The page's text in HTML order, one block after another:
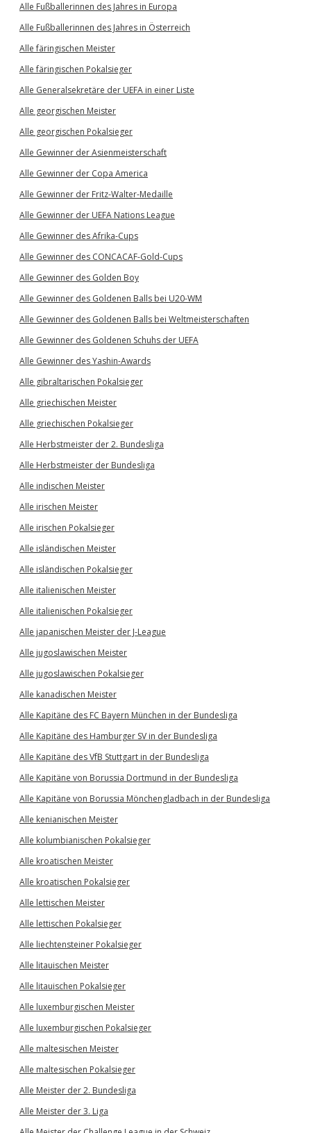
Alle Fußballerinnen des Jahres in Europa
Alle Fußballerinnen des Jahres in Österreich
Alle färingischen Meister
Alle färingischen Pokalsieger
Alle Generalsekretäre der UEFA in einer Liste
Alle georgischen Meister
Alle georgischen Pokalsieger
Alle Gewinner der Asienmeisterschaft
Alle Gewinner der Copa America
Alle Gewinner der Fritz-Walter-Medaille
Alle Gewinner der UEFA Nations League
Alle Gewinner des Afrika-Cups
Alle Gewinner des CONCACAF-Gold-Cups
Alle Gewinner des Golden Boy
Alle Gewinner des Goldenen Balls bei U20-WM
Alle Gewinner des Goldenen Balls bei Weltmeisterschaften
Alle Gewinner des Goldenen Schuhs der UEFA
Alle Gewinner des Yashin-Awards
Alle gibraltarischen Pokalsieger
Alle griechischen Meister
Alle griechischen Pokalsieger
Alle Herbstmeister der 2. Bundesliga
Alle Herbstmeister der Bundesliga
Alle indischen Meister
Alle irischen Meister
Alle irischen Pokalsieger
Alle isländischen Meister
Alle isländischen Pokalsieger
Alle italienischen Meister
Alle italienischen Pokalsieger
Alle japanischen Meister der J-League
Alle jugoslawischen Meister
Alle jugoslawischen Pokalsieger
Alle kanadischen Meister
Alle Kapitäne des FC Bayern München in der Bundesliga
Alle Kapitäne des Hamburger SV in der Bundesliga
Alle Kapitäne des VfB Stuttgart in der Bundesliga
Alle Kapitäne von Borussia Dortmund in der Bundesliga
Alle Kapitäne von Borussia Mönchengladbach in der Bundesliga
Alle kenianischen Meister
Alle kolumbianischen Pokalsieger
Alle kroatischen Meister
Alle kroatischen Pokalsieger
Alle lettischen Meister
Alle lettischen Pokalsieger
Alle liechtensteiner Pokalsieger
Alle litauischen Meister
Alle litauischen Pokalsieger
Alle luxemburgischen Meister
Alle luxemburgischen Pokalsieger
Alle maltesischen Meister
Alle maltesischen Pokalsieger
Alle Meister der 2. Bundesliga
Alle Meister der 3. Liga